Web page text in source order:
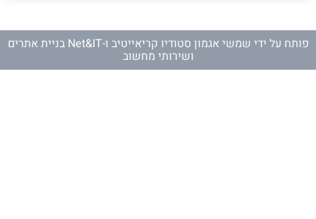
פותח על ידי שמשי אגמון סטודיו קריאייטיב ו- Net&IT בניית אתרים
ושירותי מחשוב